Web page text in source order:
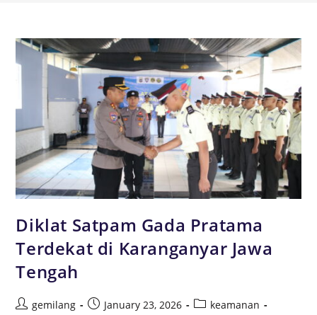
Diklat Satpam Gada Pratama
Terdekat di Karanganyar Jawa
Tengah
gemilang January 23, 2026
keamanan